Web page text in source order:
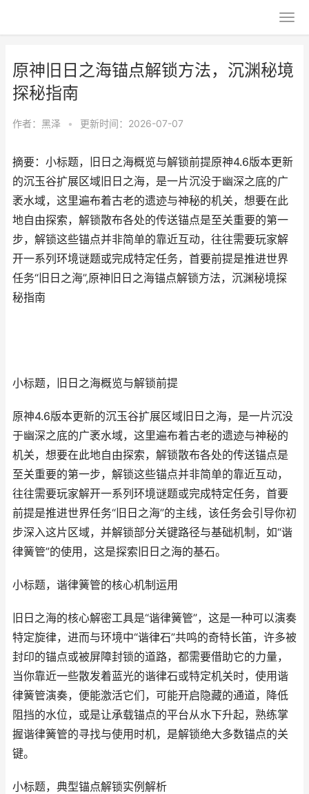
原神旧日之海锚点解锁方法，沉渊秘境
探秘指南
作者： 黑泽 • 更新时间：2026-07-07
摘要：小标题，旧日之海概览与解锁前提原神4.6版本更新
的沉玉谷扩展区域旧日之海，是一片沉没于幽深之底的广
袤水域，这里遍布着古老的遗迹与神秘的机关，想要在此
地自由探索，解锁散布各处的传送锚点是至关重要的第一
步，解锁这些锚点并非简单的靠近互动，往往需要玩家解
开一系列环境谜题或完成特定任务，首要前提是推进世界
任务“旧日之海”,原神旧日之海锚点解锁方法，沉渊秘境探
秘指南
小标题，旧日之海概览与解锁前提
原神4.6版本更新的沉玉谷扩展区域旧日之海，是一片沉没
于幽深之底的广袤水域，这里遍布着古老的遗迹与神秘的
机关，想要在此地自由探索，解锁散布各处的传送锚点是
至关重要的第一步，解锁这些锚点并非简单的靠近互动，
往往需要玩家解开一系列环境谜题或完成特定任务，首要
前提是推进世界任务“旧日之海”的主线，该任务会引导你初
步深入这片区域，并解锁部分关键路径与基础机制，如“谐
律簧管”的使用，这是探索旧日之海的基石。
小标题，谐律簧管的核心机制运用
旧日之海的核心解密工具是“谐律簧管”，这是一种可以演奏
特定旋律，进而与环境中“谐律石”共鸣的奇特长笛，许多被
封印的锚点或被屏障封锁的道路，都需要借助它的力量，
当你靠近一些散发着蓝光的谐律石或特定机关时，使用谐
律簧管演奏，便能激活它们，可能开启隐藏的通道，降低
阻挡的水位，或是让承载锚点的平台从水下升起，熟练掌
握谐律簧管的寻找与使用时机，是解锁绝大多数锚点的关
键。
小标题，典型锚点解锁实例解析